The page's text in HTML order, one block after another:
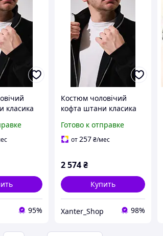
класика
95%
Костюм чоловічий
кофта штани класика
Готово к отправке
от257₴/мес
2 574₴
Купить
Xanter_Shop 98%